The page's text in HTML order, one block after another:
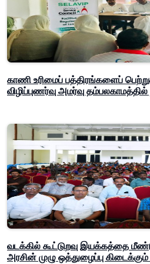
காணி உரிமைப் பத்திரங்களைப்
விழிப்புணர்வு அமர்வு
வடக்கில் கூட்டுறவு இயக்கத்தை
அரசின் முழு ஒத்துழைப்பு கிடைக்கும்